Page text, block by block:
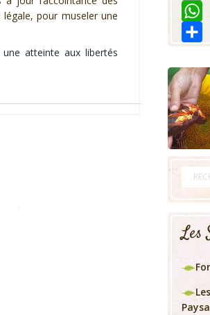
pour museler une
atteinte aux libertés
Email
Les